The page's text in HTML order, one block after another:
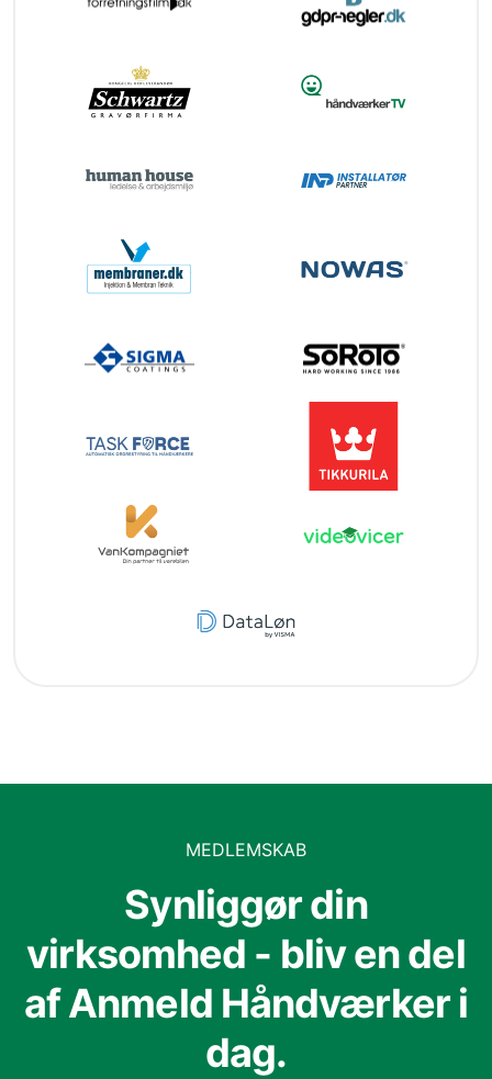
MEDLEMSKAB
Synliggør din
virksomhed - bliv en del
af Anmeld Håndværker i
dag.